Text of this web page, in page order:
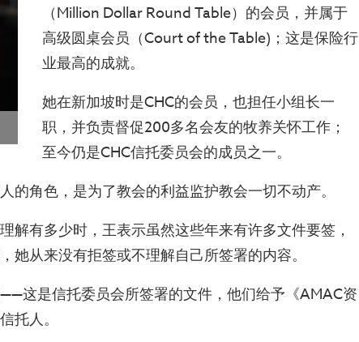
（Million Dollar Round Table）的会员，并属于
高级圆桌会员（Court of the Table)；这是保险行
业最高的成就。
她在新加坡时是CHC的会员，也担任小组长一
职，并负责督促200多名会友的牧养关怀工作；
至今仍是CHC信托委员会的成员之一。
的角色，是为了教会的利益监护教会一切不动产。
解有多少时，王表示虽然这些年来有许多文件要签，
她从来没有拒签或不理解自己所签署的内容。
这是信托委员会所签署的文件，他们给予《AMAC资
托人。